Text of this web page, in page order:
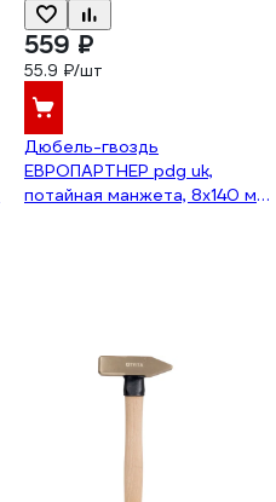
559 ₽
55.9 ₽/шт
Дюбель-гвоздь
ЕВРОПАРТНЕР pdg uk,
потайная манжета, 8x140 мм,